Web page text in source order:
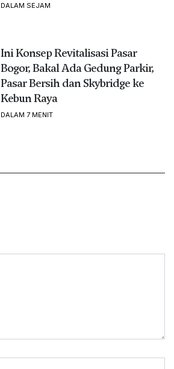
DALAM SEJAM
Ini Konsep Revitalisasi Pasar
Bogor, Bakal Ada Gedung Parkir,
Pasar Bersih dan Skybridge ke
Kebun Raya
DALAM 7 MENIT